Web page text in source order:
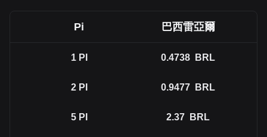
Pi 巴西雷亞爾
1 PI 0.4738 BRL
2 PI 0.9477 BRL
5 PI 2.37 BRL